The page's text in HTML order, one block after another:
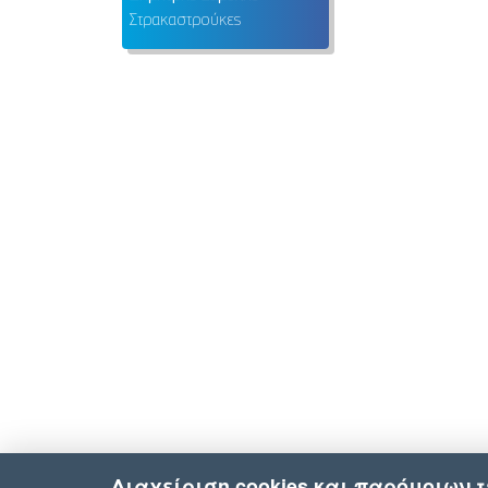
Στρακαστρούκες